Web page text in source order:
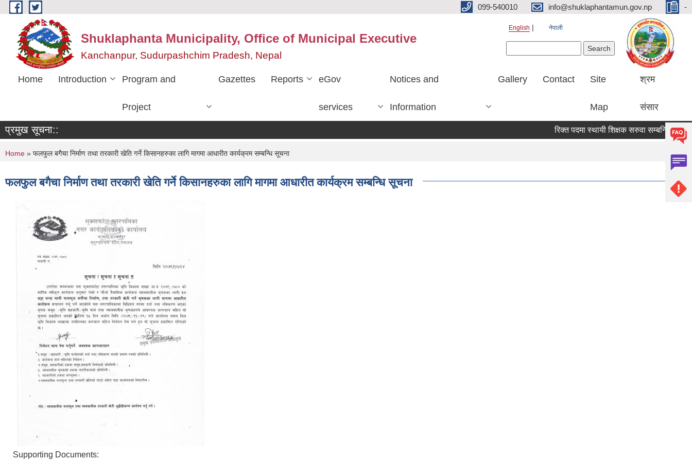
Skip to main content 099-540010 info@shuklaphantamun.gov.np -
Shuklaphanta Municipality, Office of Municipal Executive
Kanchanpur, Sudurpashchim Pradesh, Nepal
English नेपाली
Home Introduction Program and
Project
Gazettes Reports eGov
services
Notices and
Information
Gallery Contact Site
Map
श्रम
संसार
प्रमुख सूचना:: रिक्त पदमा स्थायी शिक्षक सरुवा सम्बन्धि सूचना
You are here
Home » फलफुल बगैचा निर्माण तथा तरकारी खेति गर्ने किसानहरुका लागि मागमा आधारीत कार्यक्रम सम्बन्धि सूचना
फलफुल बगैचा निर्माण तथा तरकारी खेति गर्ने किसानहरुका लागि मागमा आधारीत कार्यक्रम सम्बन्धि सूचना
Supporting Documents: